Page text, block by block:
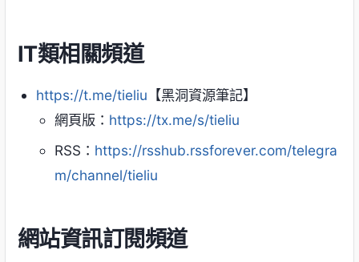
IT類相關頻道
https://t.me/tieliu 【黑洞資源筆記】
網頁版： https://tx.me/s/tieliu
RSS： https://rsshub.rssforever.com/telegra
m/channel/tieliu
網站資訊訂閱頻道